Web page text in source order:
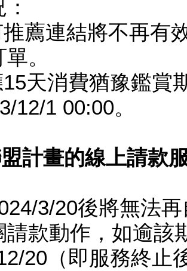
薦連結將不再有
。
天消費猶豫鑑賞
12/1 00:00。
盟計畫的線上請款
3/20後將無法
請款動作，如逾該
20（即服務終止